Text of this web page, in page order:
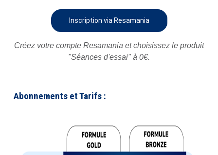
Inscription via Resamania
Créez votre compte Resamania et choisissez le produit
"Séances d'essai" à 0€.
Abonnements et Tarifs :